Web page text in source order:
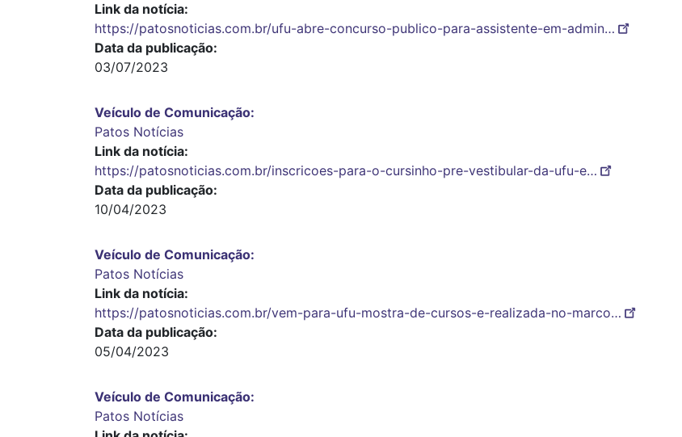
Link da notícia
https://patosnoticias.com.br/ufu-abre-concurso-publico-para-assistente-em-admin…
Data da publicação
03/07/2023
Veículo de Comunicação
Patos Notícias
Link da notícia
https://patosnoticias.com.br/inscricoes-para-o-cursinho-pre-vestibular-da-ufu-e…
Data da publicação
10/04/2023
Veículo de Comunicação
Patos Notícias
Link da notícia
https://patosnoticias.com.br/vem-para-ufu-mostra-de-cursos-e-realizada-no-marco…
Data da publicação
05/04/2023
Veículo de Comunicação
Patos Notícias